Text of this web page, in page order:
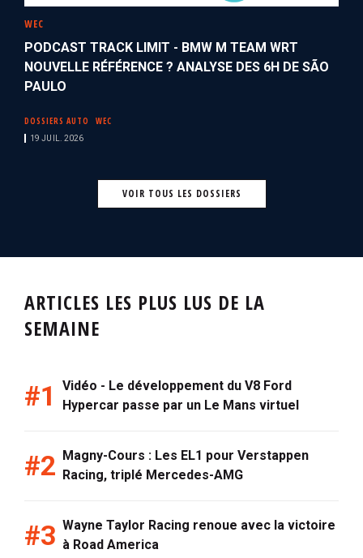
WEC
PODCAST TRACK LIMIT - BMW M TEAM WRT
NOUVELLE RÉFÉRENCE ? ANALYSE DES 6H DE SÃO
PAULO
DOSSIERS AUTO WEC
19 JUIL. 2026
VOIR TOUS LES DOSSIERS
ARTICLES LES PLUS LUS DE LA
SEMAINE
Vidéo - Le développement du V8 Ford
Hypercar passe par un Le Mans virtuel
Magny-Cours : Les EL1 pour Verstappen
Racing, triplé Mercedes-AMG
Wayne Taylor Racing renoue avec la victoire
à Road America